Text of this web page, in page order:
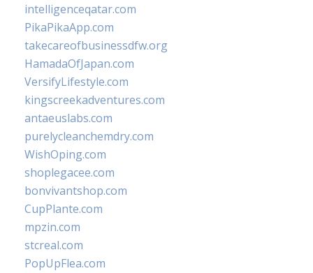
intelligenceqatar.com
PikaPikaApp.com
takecareofbusinessdfw.org
HamadaOfJapan.com
VersifyLifestyle.com
kingscreekadventures.com
antaeuslabs.com
purelycleanchemdry.com
WishOping.com
shoplegacee.com
bonvivantshop.com
CupPlante.com
mpzin.com
stcreal.com
PopUpFlea.com